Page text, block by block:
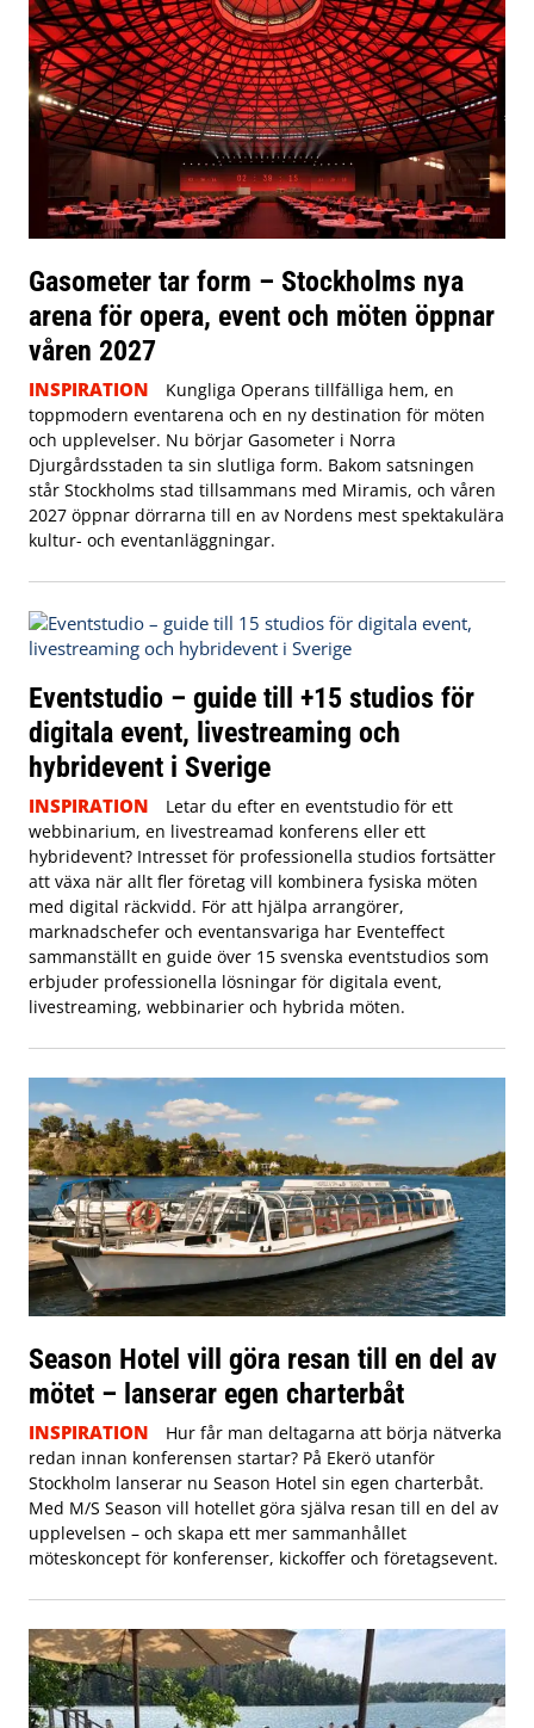
Gasometer tar form – Stockholms nya
arena för opera, event och möten öppnar
våren 2027
INSPIRATION
Kungliga Operans tillfälliga hem, en
toppmodern eventarena och en ny destination för möten
och upplevelser. Nu börjar Gasometer i Norra
Djurgårdsstaden ta sin slutliga form. Bakom satsningen
står Stockholms stad tillsammans med Miramis, och våren
2027 öppnar dörrarna till en av Nordens mest spektakulära
kultur- och eventanläggningar.
Eventstudio – guide till +15 studios för
digitala event, livestreaming och
hybridevent i Sverige
INSPIRATION
Letar du efter en eventstudio för ett
webbinarium, en livestreamad konferens eller ett
hybridevent? Intresset för professionella studios fortsätter
att växa när allt fler företag vill kombinera fysiska möten
med digital räckvidd. För att hjälpa arrangörer,
marknadschefer och eventansvariga har Eventeffect
sammanställt en guide över 15 svenska eventstudios som
erbjuder professionella lösningar för digitala event,
livestreaming, webbinarier och hybrida möten.
Season Hotel vill göra resan till en del av
mötet – lanserar egen charterbåt
INSPIRATION
Hur får man deltagarna att börja nätverka
redan innan konferensen startar? På Ekerö utanför
Stockholm lanserar nu Season Hotel sin egen charterbåt.
Med M/S Season vill hotellet göra själva resan till en del av
upplevelsen – och skapa ett mer sammanhållet
möteskoncept för konferenser, kickoffer och företagsevent.